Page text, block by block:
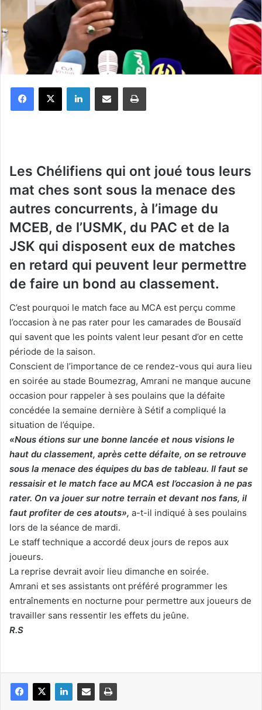
Les Chélifiens qui ont joué tous leurs
mat ches sont sous la menace des
autres concurrents, à l’image du
MCEB, de l’USMK, du PAC et de la
JSK qui disposent eux de matches
en retard qui peuvent leur permettre
de faire un bond au classement.
C’est pourquoi le match face au MCA est perçu comme
l’occasion à ne pas rater pour les camarades de Bousaïd
qui savent que les points valent leur pesant d’or en cette
période de la saison.
Conscient de l’importance de ce rendez-vous qui aura lieu
en soirée au stade Boumezrag, Amrani ne manque aucune
occasion pour rappeler à ses poulains que la défaite
concédée la semaine dernière à Sétif a compliqué la
situation de l’équipe.
«Nous étions sur une bonne lancée et nous visions le
haut du classement, après cette défaite, on se retrouve
sous la menace des équipes du bas de tableau. Il faut se
ressaisir et le match face au MCA est l’occasion à ne pas
rater. On va jouer sur notre terrain et devant nos fans, il
faut profiter de ces atouts», a-t-il indiqué à ses poulains
lors de la séance de mardi.
Le staff technique a accordé deux jours de repos aux
joueurs.
La reprise devrait avoir lieu dimanche en soirée.
Amrani et ses assistants ont préféré programmer les
entraînements en nocturne pour permettre aux joueurs de
travailler sans ressentir les effets du jeûne.
R.S